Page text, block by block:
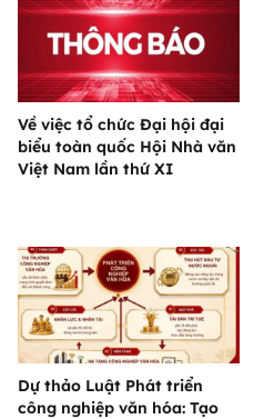
Về việc tổ chức Đại hội đại
biểu toàn quốc Hội Nhà văn
Việt Nam lần thứ XI
Dự thảo Luật Phát triển
công nghiệp văn hóa: Tạo